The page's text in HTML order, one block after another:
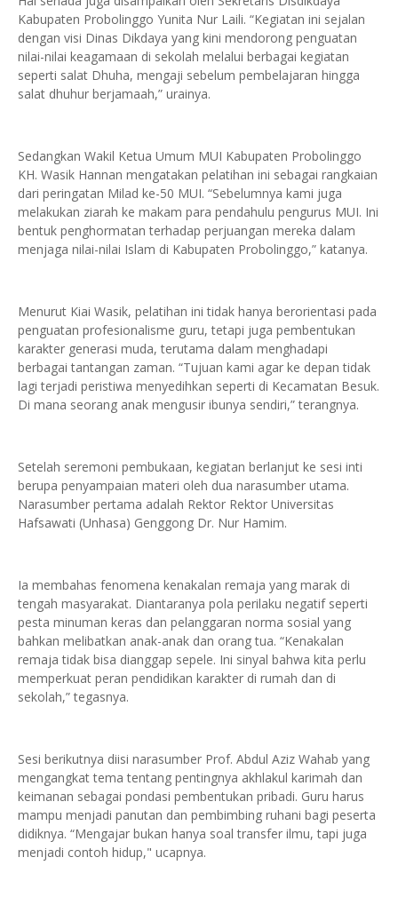
Kabupaten Probolinggo Yunita Nur Laili. “Kegiatan ini sejalan
dengan visi Dinas Dikdaya yang kini mendorong penguatan
nilai-nilai keagamaan di sekolah melalui berbagai kegiatan
seperti salat Dhuha, mengaji sebelum pembelajaran hingga
salat dhuhur berjamaah,” urainya.
Sedangkan Wakil Ketua Umum MUI Kabupaten Probolinggo
KH. Wasik Hannan mengatakan pelatihan ini sebagai rangkaian
dari peringatan Milad ke-50 MUI. “Sebelumnya kami juga
melakukan ziarah ke makam para pendahulu pengurus MUI. Ini
bentuk penghormatan terhadap perjuangan mereka dalam
menjaga nilai-nilai Islam di Kabupaten Probolinggo,” katanya.
Menurut Kiai Wasik, pelatihan ini tidak hanya berorientasi pada
penguatan profesionalisme guru, tetapi juga pembentukan
karakter generasi muda, terutama dalam menghadapi
berbagai tantangan zaman. “Tujuan kami agar ke depan tidak
lagi terjadi peristiwa menyedihkan seperti di Kecamatan Besuk.
Di mana seorang anak mengusir ibunya sendiri,” terangnya.
Setelah seremoni pembukaan, kegiatan berlanjut ke sesi inti
berupa penyampaian materi oleh dua narasumber utama.
Narasumber pertama adalah Rektor Rektor Universitas
Hafsawati (Unhasa) Genggong Dr. Nur Hamim.
Ia membahas fenomena kenakalan remaja yang marak di
tengah masyarakat. Diantaranya pola perilaku negatif seperti
pesta minuman keras dan pelanggaran norma sosial yang
bahkan melibatkan anak-anak dan orang tua. “Kenakalan
remaja tidak bisa dianggap sepele. Ini sinyal bahwa kita perlu
memperkuat peran pendidikan karakter di rumah dan di
sekolah,” tegasnya.
Sesi berikutnya diisi narasumber Prof. Abdul Aziz Wahab yang
mengangkat tema tentang pentingnya akhlakul karimah dan
keimanan sebagai pondasi pembentukan pribadi. Guru harus
mampu menjadi panutan dan pembimbing ruhani bagi peserta
didiknya. “Mengajar bukan hanya soal transfer ilmu, tapi juga
menjadi contoh hidup," ucapnya.